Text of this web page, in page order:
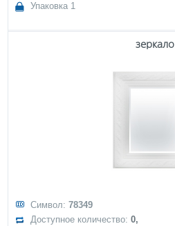
Упаковка 1
зеркало
Символ:78349
Доступное количество:0,